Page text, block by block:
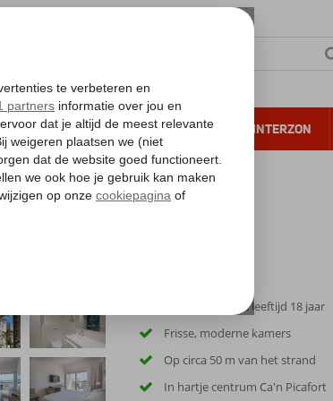
VERRE REIZEN ALL INCLUSIVE WINTERZON
Only Adult: min. leeftijd 18 jaar
Frisse, moderne kamers
Op circa 50 m van het strand
In hartje centrum Ca'n Picafort